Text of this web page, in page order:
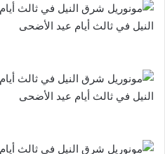
النيل في ثالث أيام عيد الأضحى
النيل في ثالث أيام عيد الأضحى